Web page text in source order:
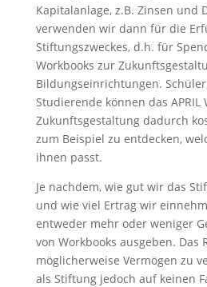
Kapitalanlage, z.B. Zinsen und
verwenden wir dann für die
Stiftungszweckes, d.h. für
Workbooks zur
Bildungseinrichtungen.
Studierende können das APRIL
Zukunftsgestaltung dadurch
zum Beispiel zu entdecken,
ihnen passt.
Je nachdem, wie gut wir das
und wie viel Ertrag wir
entweder mehr oder weniger
von Workbooks ausgeben. Das
möglicherweise Vermögen zu
als Stiftung jedoch auf keinen